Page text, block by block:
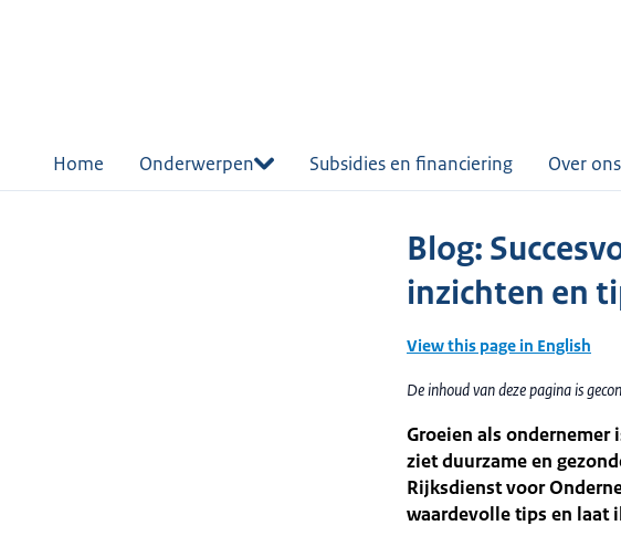
Home Onderwerpen Subsidies en financiering Over ons
Blog:
inzichten en
View this page in English
De inhoud van deze pagina is
Groeien als ondernemer
ziet duurzame en
Rijksdienst voor
waardevolle tips en laat